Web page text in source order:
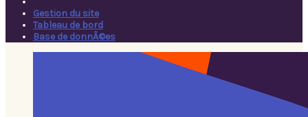
Gestion du site
Tableau de bord
Base de donnÃ©es